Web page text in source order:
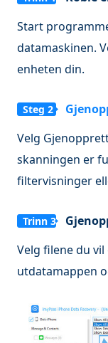
Start
datamaskinen.
enheten din.
Steg 2
Velg
skanningen er
filtervisninger
Trinn 3
Velg filene du
utdatamappen